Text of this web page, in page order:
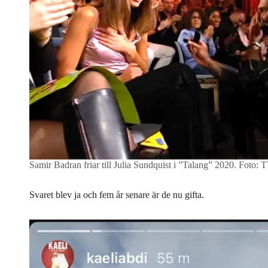
Samir Badran friar till Julia Sundquist i ”Talang” 2020. Foto:
Svaret blev ja och fem år senare är de nu gifta.